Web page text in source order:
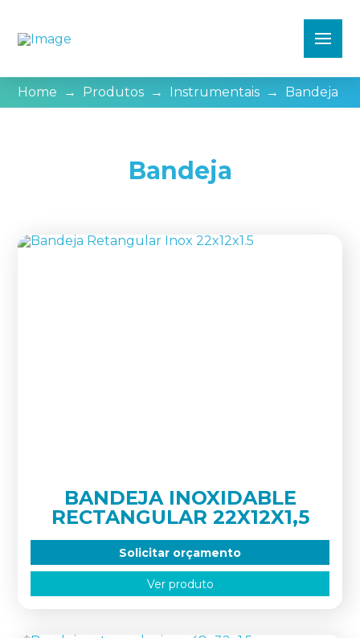
Home → Produtos → Instrumentais → Bandeja
Bandeja
BANDEJA INOXIDABLE
RECTANGULAR 22X12X1,5
Solicitar orçamento
Ver produto